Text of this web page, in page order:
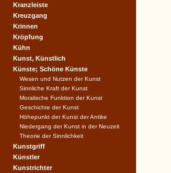
Kranzleiste
Kreuzgang
Krinnen
Kröpfung
Kühn
Kunst, Künstlich
Künste; Schöne Künste
Wesen und Nutzen der Kunst
Sinnliche Kraft der Kunst
Moralische Funktion der Kunst
Geschichte der Kunst
Höhepunkt der Kunst der Antike
Niedergang der Kunst in der Neuzeit
Theorie der Sinnlichkeit
Kunstgriff
Künstler
Kunstrichter